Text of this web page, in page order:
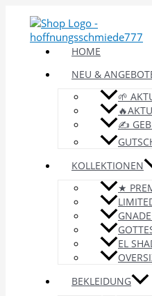
Inhalt
springen
HOME
NEU &
🌱
✍️
KOLLEKTIONEN
★
EL
BEKLEIDUNG